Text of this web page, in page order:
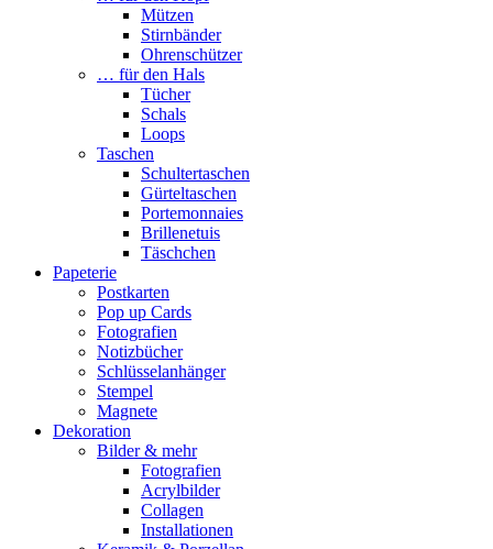
Mützen
Stirnbänder
Ohrenschützer
… für den Hals
Tücher
Schals
Loops
Taschen
Schultertaschen
Gürteltaschen
Portemonnaies
Brillenetuis
Täschchen
Papeterie
Postkarten
Pop up Cards
Fotografien
Notizbücher
Schlüsselanhänger
Stempel
Magnete
Dekoration
Bilder & mehr
Fotografien
Acrylbilder
Collagen
Installationen